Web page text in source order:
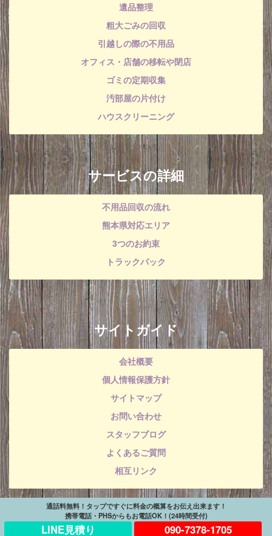
遺品整理
粗大ごみの回収
引越しの際の不用品
オフィス・店舗の移転や閉店
ゴミの定期収集
汚部屋の片付け
ハウスクリーニング
サービスの詳細
不用品回収の流れ
熊本県対応エリア
3つのお約束
トラックパック
サイトガイド
会社概要
個人情報保護方針
サイトマップ
お問い合わせ
スタッフブログ
よくあるご質問
相互リンク
通話料無料！タップですぐに料金の概算をお伝え出来ます！
携帯電話・PHSからもお電話OK！(24時間受付)
LINE見積り 090-7378-1705